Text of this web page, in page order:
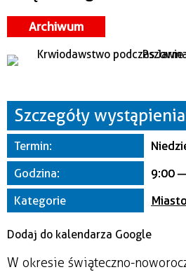
Miejsce
Organizator
Archiwum
Szczegóły
Termin:
Godzina:
9:00
Kategorie
Miasto
Dodaj do kalendarza Google
W okresie świąteczno-